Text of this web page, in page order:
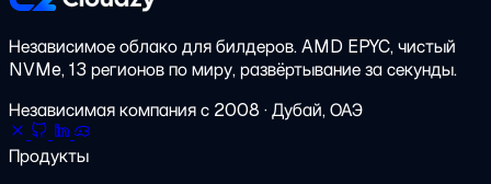
Независимое облако для билдеров.AMD EPYC, чистый
NVMe, 13 регионов по миру, развёртывание за секунды.
Независимая компания с 2008 · Дубай, ОАЭ
Продукты